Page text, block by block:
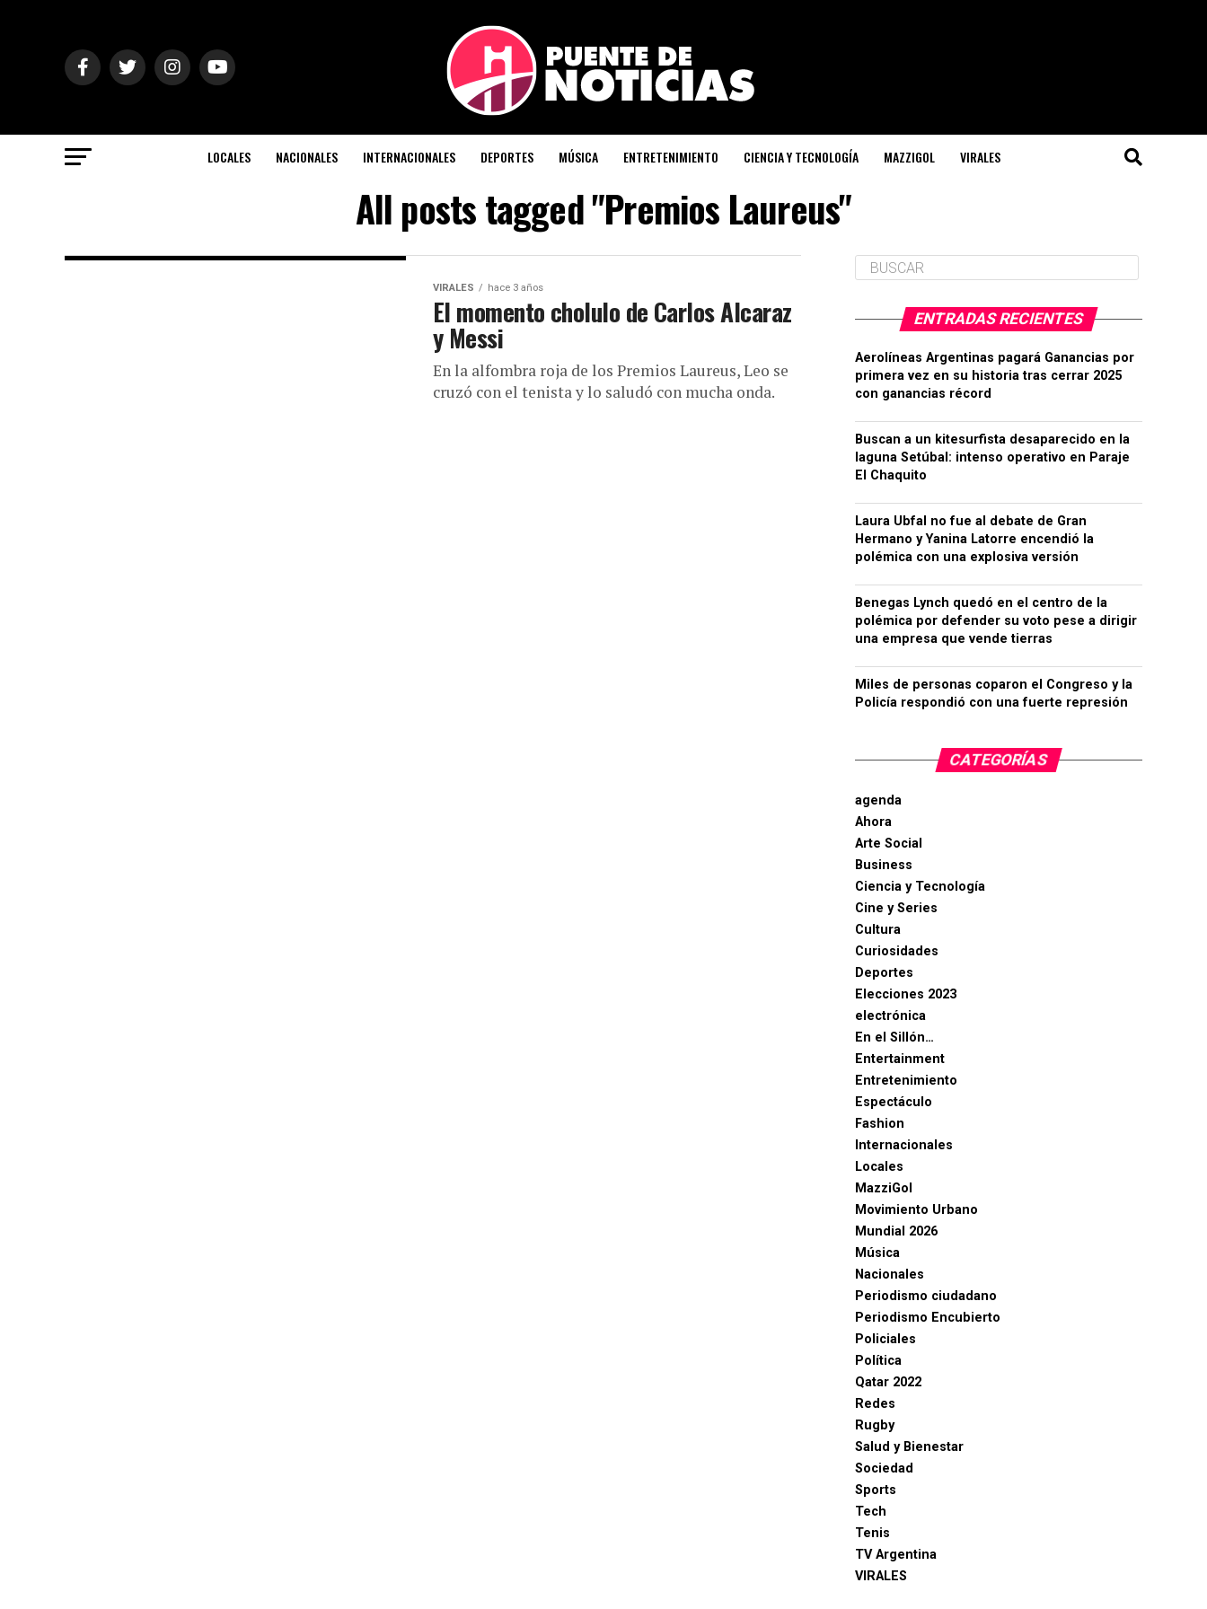
LOCALES NACIONALES INTERNACIONALES DEPORTES MÚSICA ENTRETENIMIENTO CIENCIA Y TECNOLOGÍA MAZZIGOL VIRALES
All posts tagged "Premios Laureus"
VIRALES hace 3 años
El momento cholulo de Carlos Alcaraz
y Messi
En la alfombra roja de los Premios Laureus, Leo se
cruzó con el tenista y lo saludó con mucha onda.
ENTRADAS RECIENTES
Aerolíneas Argentinas pagará Ganancias por
primera vez en su historia tras cerrar 2025
con ganancias récord
Buscan a un kitesurfista desaparecido en la
laguna Setúbal: intenso operativo en Paraje
El Chaquito
Laura Ubfal no fue al debate de Gran
Hermano y Yanina Latorre encendió la
polémica con una explosiva versión
Benegas Lynch quedó en el centro de la
polémica por defender su voto pese a dirigir
una empresa que vende tierras
Miles de personas coparon el Congreso y la
Policía respondió con una fuerte represión
CATEGORÍAS
agenda
Ahora
Arte Social
Business
Ciencia y Tecnología
Cine y Series
Cultura
Curiosidades
Deportes
Elecciones 2023
electrónica
En el Sillón…
Entertainment
Entretenimiento
Espectáculo
Fashion
Internacionales
Locales
MazziGol
Movimiento Urbano
Mundial 2026
Música
Nacionales
Periodismo ciudadano
Periodismo Encubierto
Policiales
Política
Qatar 2022
Redes
Rugby
Salud y Bienestar
Sociedad
Sports
Tech
Tenis
TV Argentina
VIRALES